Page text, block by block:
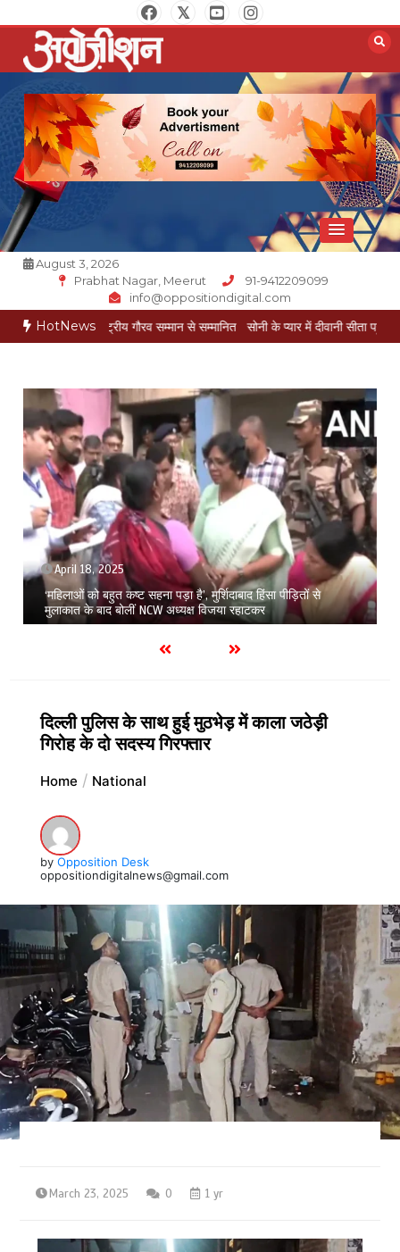
to
content
Opposition Digital
August 3, 2026
Prabhat Nagar, Meerut
91-9412209099
info@oppositiondigital.com
HotNews
राष्ट्रीय गौरव सम्मान से सम्मानित सोनी के प्यार में दीवानी सीता पहुंची मेरठ सोनी के
April 18, 2025
‘महिलाओं को बहुत कष्ट सहना पड़ा है’, मुर्शिदाबाद हिंसा पीड़ितों से
मुलाकात के बाद बोलीं NCW अध्यक्ष विजया रहाटकर
दिल्ली पुलिस के साथ हुई मुठभेड़ में काला जठेड़ी
गिरोह के दो सदस्य गिरफ्तार
Home National
by Opposition Desk
oppositiondigitalnews@gmail.com
March 23, 2025 0 1 yr